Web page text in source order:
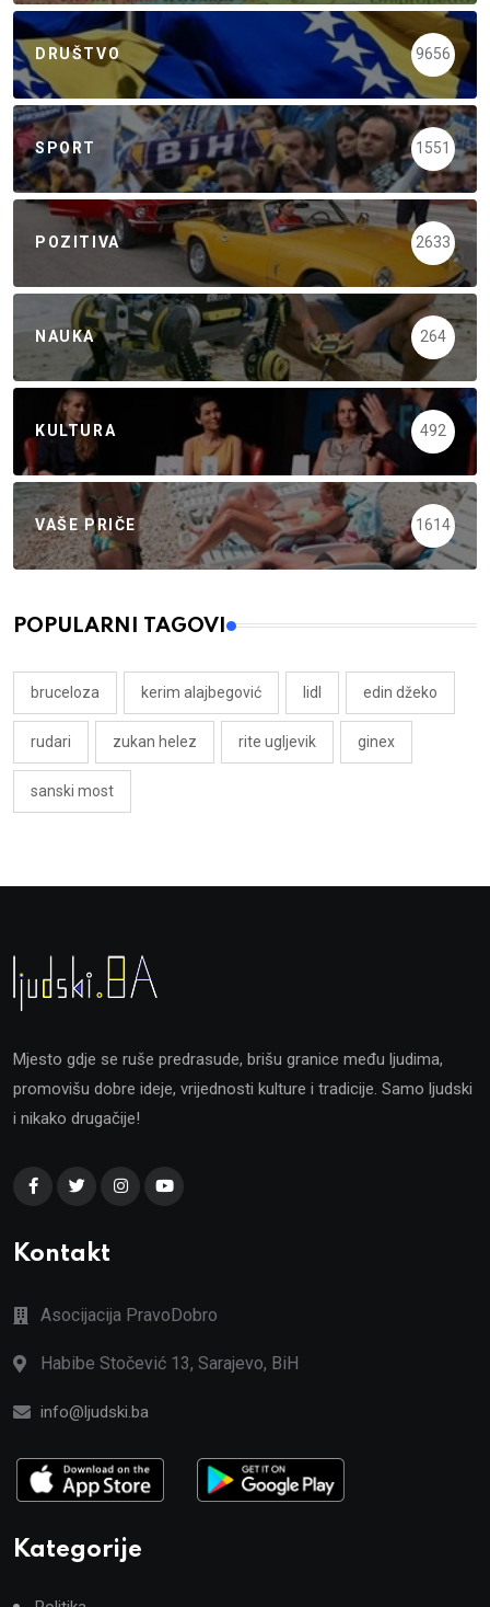
DRUŠTVO 9656
SPORT 1551
POZITIVA 2633
NAUKA 264
KULTURA 492
VAŠE PRIČE 1614
POPULARNI TAGOVI
bruceloza kerim alajbegović lidl edin džeko
rudari zukan helez rite ugljevik ginex
sanski most
Mjesto gdje se ruše predrasude, brišu granice među ljudima,
promovišu dobre ideje, vrijednosti kulture i tradicije. Samo ljudski
i nikako drugačije!
Kontakt
Asocijacija PravoDobro
Habibe Stočević 13, Sarajevo, BiH
info@ljudski.ba
Kategorije